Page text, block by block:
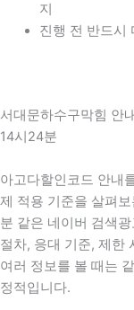
지
진행 전 반드시
서대문하수구막힘 안
14시24분
아고다할인코드 안내
제 적용 기준을 살펴
분 같은 네이버 검색
절차, 응대 기준, 제한
여러 정보를 볼 때는
정적입니다.